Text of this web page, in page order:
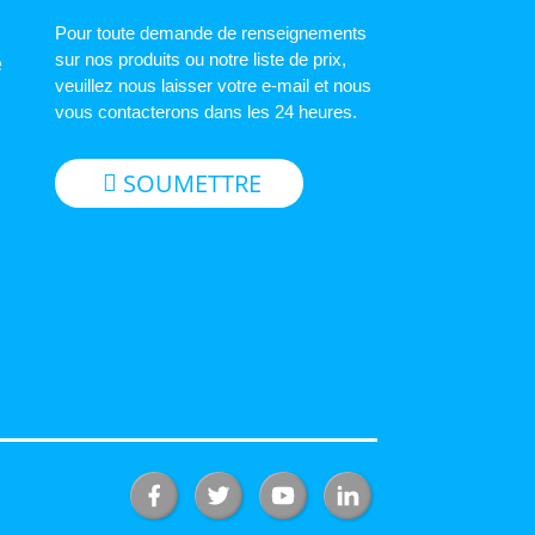
Pour toute demande de renseignements
sur nos produits ou notre liste de prix,
veuillez nous laisser votre e-mail et nous
vous contacterons dans les 24 heures.
SOUMETTRE